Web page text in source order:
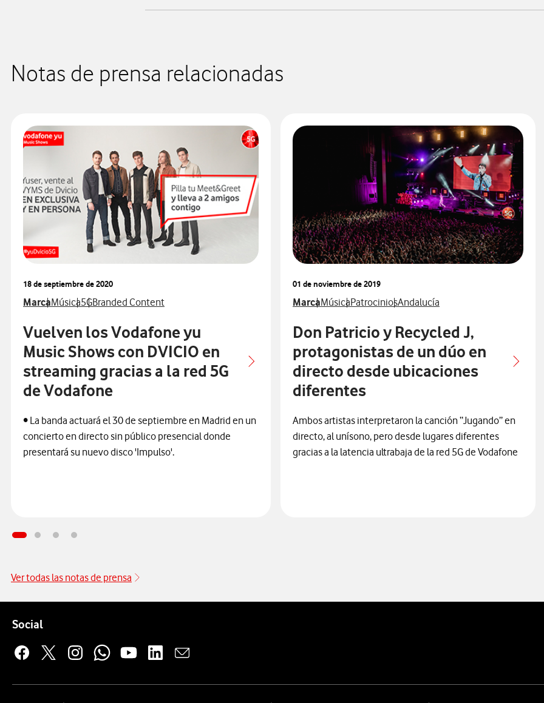
Notas de prensa relacionadas
18 de septiembre de 2020
Ver más notas de prensa relacionados con
MarcaVer más notas de prensa relacionados con
MúsicaVer más notas de prensa relacionados con
5GVer más notas de prensa relacionados con
Branded Content
Vuelven los Vodafone yu
Music Shows con DVICIO en
streaming gracias a la red 5G
de Vodafone
• La banda actuará el 30 de septiembre en Madrid en un
concierto en directo sin público presencial donde
presentará su nuevo disco 'Impulso'.
01 de noviembre de 2019
Ver más notas de prensa relacionados con
MarcaVer más notas de prensa relacionados con
MúsicaVer más notas de prensa relacionados con
PatrociniosVer más notas de prensa
Andalucía
Don Patricio y Recycled J,
protagonistas de un dúo en
directo desde ubicaciones
diferentes
Ambos artistas interpretaron la canción “Jugando” en
directo, al unísono, pero desde lugares diferentes
gracias a la latencia ultrabaja de la red 5G de Vodafone
Ver todas las notas de prensa
SocialEnlaces a las redes sociales de Vodafone